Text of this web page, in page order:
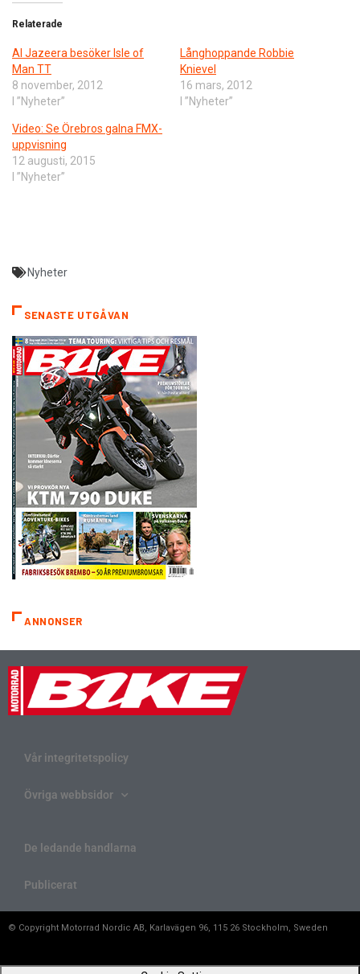
Relaterade
Al Jazeera besöker Isle of
Man TT
8 november, 2012
I ”Nyheter”
Långhoppande Robbie
Knievel
16 mars, 2012
I ”Nyheter”
Video: Se Örebros galna FMX-
uppvisning
12 augusti, 2015
I ”Nyheter”
Nyheter
SENASTE UTGÅVAN
ANNONSER
Vår integritetspolicy
Övriga webbsidor
De ledande handlarna
Publicerat
© Copyright Motorrad Nordic AB, Karlavägen 96, 115 26 Stockholm, Sweden